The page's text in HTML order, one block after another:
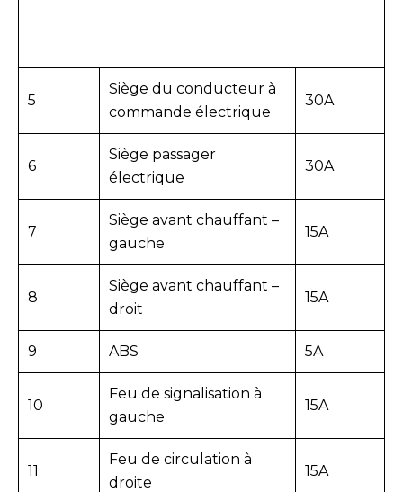
5
Siège du conducteur à
commande électrique
30A
6
Siège passager
électrique
30A
7
Siège avant chauffant –
gauche
15A
8
Siège avant chauffant –
droit
15A
9 ABS 5A
10
Feu de signalisation à
gauche
15A
11
Feu de circulation à
droite
15A